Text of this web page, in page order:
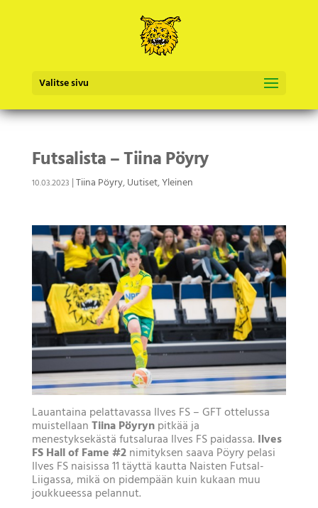
Valitse sivu
Futsalista – Tiina Pöyry
10.03.2023 |Tiina Pöyry,Uutiset,Yleinen
Lauantaina pelattavassa Ilves FS – GFT ottelussa
muistellaanTiina Pöyrynpitkää ja
menestyksekästä futsaluraa Ilves FS paidassa. Ilves
FS Hall of Fame #2nimityksen saava Pöyry pelasi
Ilves FS naisissa 11 täyttä kautta Naisten Futsal-
Liigassa, mikä on pidempään kuin kukaan muu
joukkueessa pelannut.